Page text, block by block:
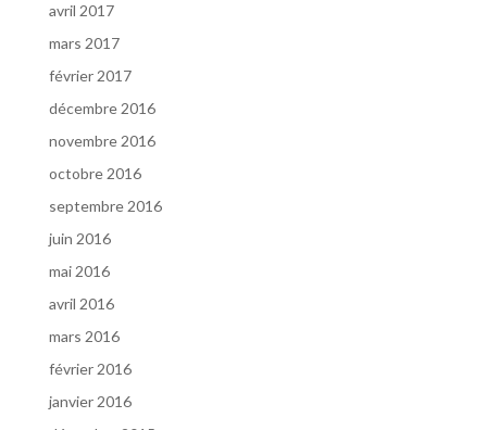
avril 2017
mars 2017
février 2017
décembre 2016
novembre 2016
octobre 2016
septembre 2016
juin 2016
mai 2016
avril 2016
mars 2016
février 2016
janvier 2016